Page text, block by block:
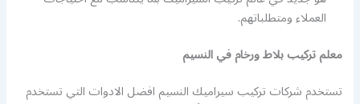
العملاء ومتطلباتهم.
معلم تركيب بلاط ورخام في النسيم
تستخدم شركات تركيب سيراميك النسيم افضل الادوات التي تستخدم